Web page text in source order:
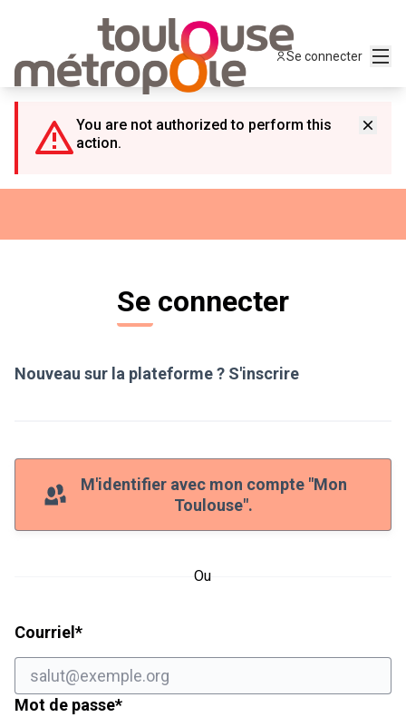
Se connecter
You are not authorized to perform this
action.
Se connecter
Nouveau sur la plateforme ? S'inscrire
M'identifier avec mon compte "Mon
Toulouse".
Ou
Courriel *Champ obligatoire
Mot de passe*Champ obligatoire